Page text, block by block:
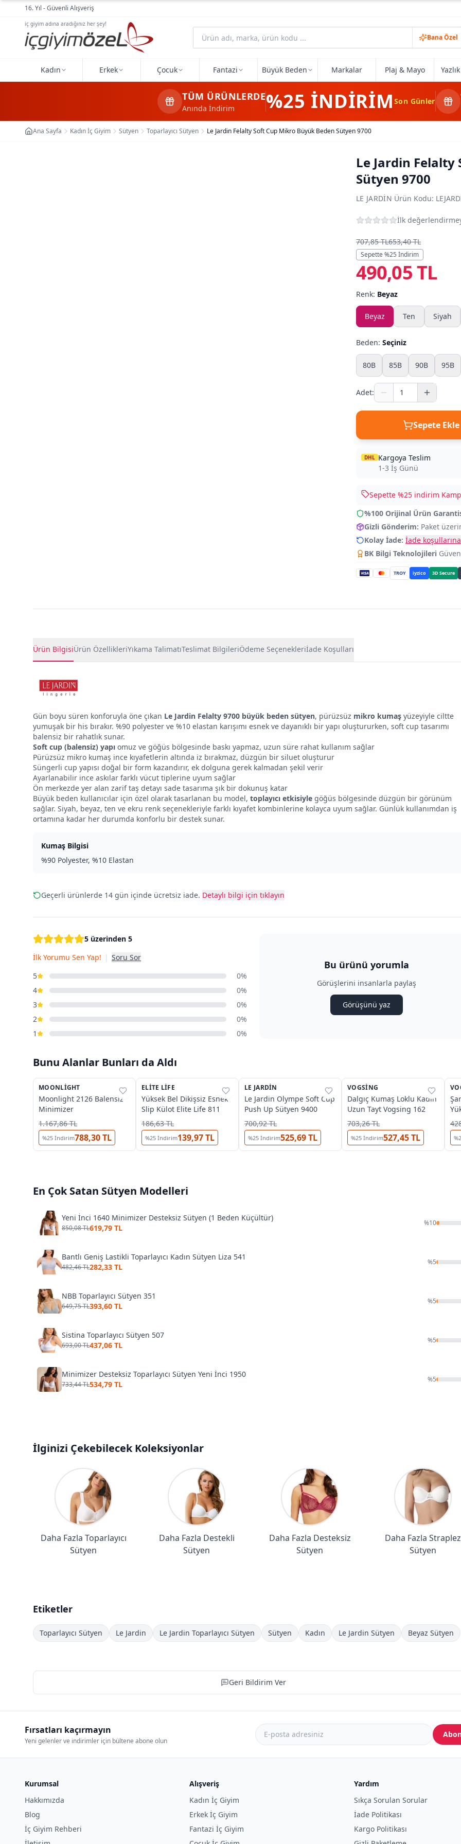
Ana içeriğe geç16. Yıl - Güvenli Alışveriş
iç giyim adına aradığınız her şey!
Bana Özel
Kadın Erkek Çocuk Fantazi Büyük Beden Markalar Plaj & Mayo
TÜM ÜRÜNLERDE
Anında İndirim %25 İNDİRİMSon Günler
Ana Sayfa Kadın İç Giyim Sütyen Toparlayıcı Sütyen Le Jardin Felalty Soft Cup Mikro Büyük Beden Sütyen 9700
Le Jardin Felalty
Sütyen 9700
LE JARDIN·Ürün Kodu:
İlk
707,85 TL653,40 TL
Sepette %25 İndirim
490,05 TL
Renk: Beyaz
Beyaz Ten Siyah
Beden: Seçiniz
80B 85B 90B 95B
Adet:
Sepete Ekle
DHL Kargoya Teslim
1-3 İş Günü
Sepette %25 indirim
%100 Orijinal Ürün
Gizli Gönderim: Paket
Kolay İade: İade koşullarına
BK Bilgi Teknolojileri
TROY iyzico 3D Secure
Ürün BilgisiÜrün ÖzellikleriYıkama TalimatıTeslimat BilgileriÖdeme Seçenekleriİade Koşulları
Gün boyu süren konforuyla öne çıkan Le Jardin Felalty 9700 büyük beden sütyen, pürüzsüz mikro kumaş yüzeyiyle ciltte
yumuşak bir his bırakır. %90 polyester ve %10 elastan karışımı esnek ve dayanıklı bir yapı oluştururken, soft cup tasarımı
balensiz bir rahatlık sunar.
Soft cup (balensiz) yapı omuz ve göğüs bölgesinde baskı yapmaz, uzun süre rahat kullanım sağlar
Pürüzsüz mikro kumaş ince kıyafetlerin altında iz bırakmaz, düzgün bir siluet oluşturur
Süngerli cup yapısı doğal bir form kazandırır, ek dolguna gerek kalmadan şekil verir
Ayarlanabilir ince askılar farklı vücut tiplerine uyum sağlar
Ön merkezde yer alan zarif taş detayı sade tasarıma şık bir dokunuş katar
Büyük beden kullanıcılar için özel olarak tasarlanan bu model, toplayıcı etkisiyle göğüs bölgesinde düzgün bir görünüm
sağlar. Siyah, beyaz, ten ve ekru renk seçenekleriyle farklı kıyafet kombinlerine kolayca uyum sağlar. Günlük kullanımdan iş
ortamına kadar her durumda konforlu bir destek sunar.
Kumaş Bilgisi
%90 Polyester, %10 Elastan
Geçerli ürünlerde 14 gün içinde ücretsiz iade. Detaylı bilgi için tıklayın
5 üzerinden 5
İlk Yorumu Sen Yap! | Soru Sor
5
0%
4
0%
3
0%
2
0%
1
0%
Bu ürünü yorumla
Görüşlerini insanlarla paylaş
Görüşünü yaz
Bunu Alanlar Bunları da Aldı
%37
MOONLIGHT
Moonlight 2126 Balensiz
Minimizer
1.167,86 TL
%25 İndirim788,30 TL
%25
ELITE LIFE
Yüksek Bel Dikişsiz Esnek
Slip Külot Elite Life 811
186,63 TL
%25 İndirim139,97 TL
% 31
LE JARDIN
Le Jardin Olympe Soft Cup
Push Up Sütyen 9400
700,92 TL
%25 İndirim525,69 TL
%38
VOGSING
Dalgıç Kumaş Loklu Kadın
Uzun Tayt Vogsing 162
703,26 TL
%25 İndirim527,45 TL
%
%
En Çok Satan Sütyen Modelleri
Yeni İnci 1640 Minimizer Desteksiz Sütyen (1 Beden Küçültür)
850,08 TL619,79 TL
%10
Bantlı Geniş Lastikli Toparlayıcı Kadın Sütyen Liza 541
482,46 TL282,33 TL
%5
NBB Toparlayıcı Sütyen 351
649,75 TL393,60 TL
%5
Sistina Toparlayıcı Sütyen 507
693,00 TL437,06 TL
%5
Minimizer Desteksiz Toparlayıcı Sütyen Yeni İnci 1950
733,44 TL534,79 TL
%5
İlginizi Çekebilecek Koleksiyonlar
Daha Fazla Toparlayıcı
Sütyen
Daha Fazla Destekli
Sütyen
Daha Fazla Desteksiz
Sütyen
Daha Fazla Straplez
Sütyen
Etiketler
Toparlayıcı Sütyen Le Jardin Le Jardin Toparlayıcı Sütyen Sütyen Kadın Le Jardin Sütyen Beyaz Sütyen
Geri Bildirim Ver
Fırsatları kaçırmayın
Yeni gelenler ve indirimler için bültene abone olun
Kurumsal
Hakkımızda
Blog
İç Giyim Rehberi
Alışveriş
Kadın İç Giyim
Erkek İç Giyim
Fantazi İç Giyim
Yardım
Sıkça Sorulan Sorular
İade Politikası
Kargo Politikası